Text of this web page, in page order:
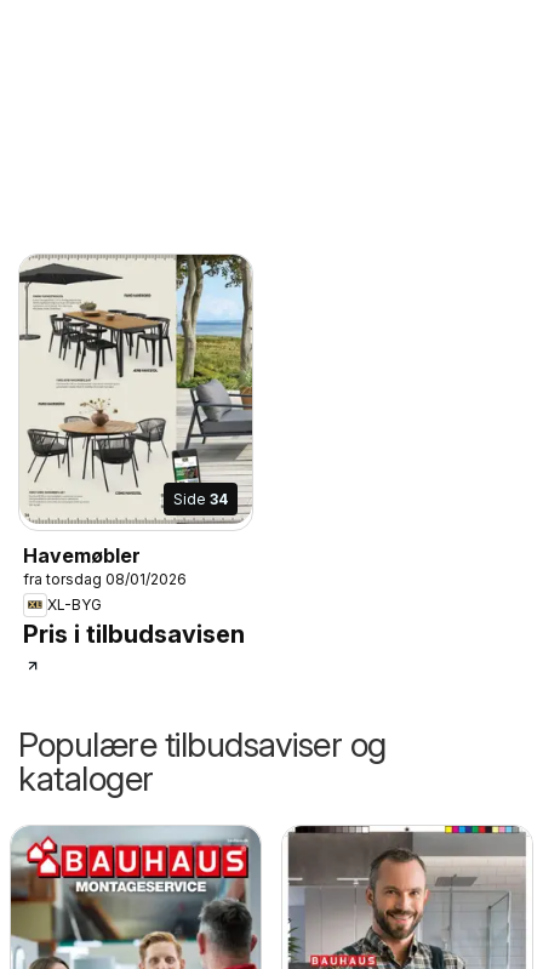
Side 34
Havemøbler
fra torsdag 08/01/2026
XL-BYG
Pris i tilbudsavisen
Populære tilbudsaviser og
kataloger